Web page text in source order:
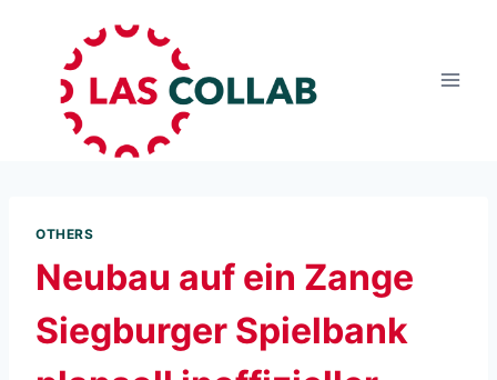
OTHERS
Neubau auf ein Zange
Siegburger Spielbank